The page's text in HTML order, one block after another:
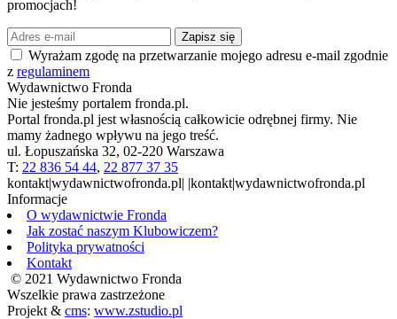
promocjach!
Zapisz się
Wyrażam zgodę na przetwarzanie mojego adresu e-mail zgodnie
z regulaminem
Wydawnictwo Fronda
Nie jesteśmy portalem fronda.pl.
Portal fronda.pl jest własnością całkowicie odrębnej firmy. Nie
mamy żadnego wpływu na jego treść.
ul. Łopuszańska 32, 02-220 Warszawa
T: 22 836 54 44, 22 877 37 35
kontakt|wydawnictwofronda.pl| |kontakt|wydawnictwofronda.pl
Informacje
O wydawnictwie Fronda
Jak zostać naszym Klubowiczem?
Polityka prywatności
Kontakt
© 2021 Wydawnictwo Fronda
Wszelkie prawa zastrzeżone
Projekt & cms: www.zstudio.pl